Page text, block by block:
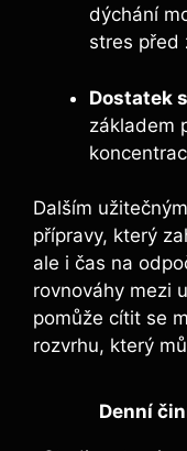
dýchání
stres před
Dostatek
základem
Dalším
přípravy, který
ale i čas na
rovnováhy mezi
pomůže cítit se
rozvrhu, který
Denní